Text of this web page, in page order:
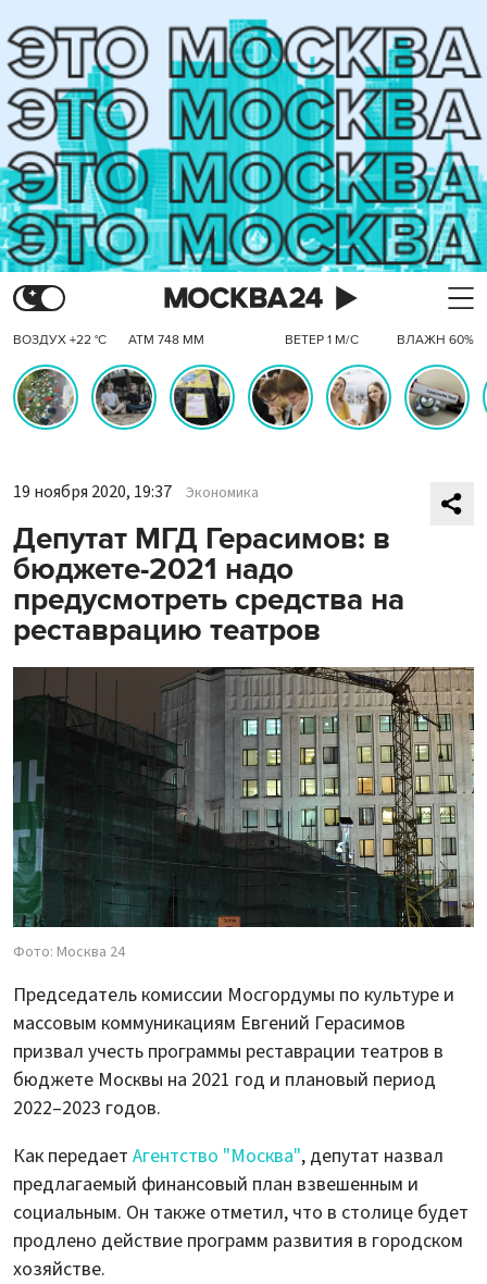
ВОЗДУХ +22 °C АТМ 748 ММ ВЕТЕР 1 М/С ВЛАЖН 60%
19 ноября 2020, 19:37 Экономика
Депутат МГД Герасимов: в
бюджете-2021 надо
предусмотреть средства на
реставрацию театров
Фото: Москва 24
Председатель комиссии Мосгордумы по культуре и
массовым коммуникациям Евгений Герасимов
призвал учесть программы реставрации театров в
бюджете Москвы на 2021 год и плановый период
2022–2023 годов.
Как передает Агентство "Москва", депутат назвал
предлагаемый финансовый план взвешенным и
социальным. Он также отметил, что в столице будет
продлено действие программ развития в городском
хозяйстве.